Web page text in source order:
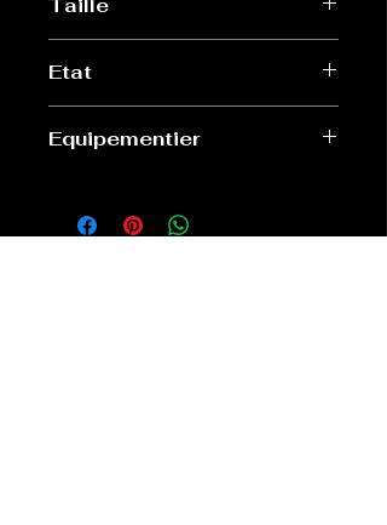
Taille
Etat
Equipementier